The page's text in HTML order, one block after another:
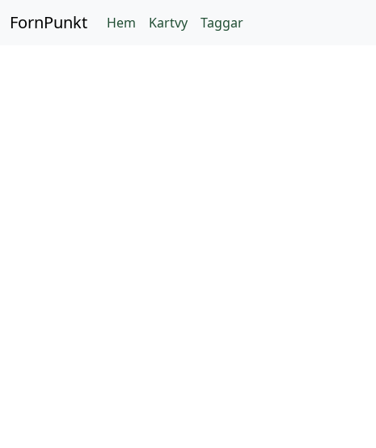
FornPunkt Hem Kartvy Taggar